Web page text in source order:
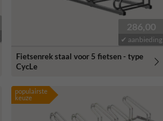
286,00
✔ aanbieding
Fietsenrek staal voor 5 fietsen - type
CycLe
populairste
keuze